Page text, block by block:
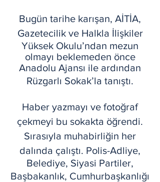
Bugün tarihe karışan, AİTİA,
Gazetecilik ve Halkla İlişkiler
Yüksek Okulu’ndan mezun
olmayı beklemeden önce
Anadolu Ajansı ile ardından
Rüzgarlı Sokak’la tanıştı.
Haber yazmayı ve fotoğraf
çekmeyi bu sokakta öğrendi.
Sırasıyla muhabirliğin her
dalında çalıştı. Polis-Adliye,
Belediye, Siyasi Partiler,
Başbakanlık, Cumhurbaşkanlığı